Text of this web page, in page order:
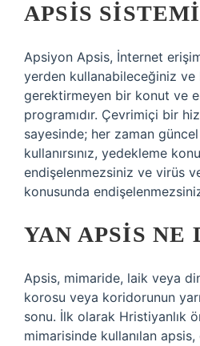
APSIS
Apsiyon Apsis, İnternet
yerden kullanabileceğiniz ve
gerektirmeyen bir konut ve
programıdır. Çevrimiçi bir
sayesinde; her zaman
kullanırsınız, yedekleme
endişelenmezsiniz ve virüs
konusunda
YAN APSIS NE
Apsis, mimaride, laik veya
korosu veya koridorunun
sonu. İlk olarak Hristiyanlık
mimarisinde kullanılan